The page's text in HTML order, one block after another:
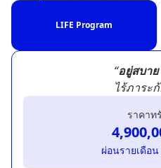
LIFE Program
“อยู่สบา
ไร้ภาระ
ราคาท
ผ่อนรายเดือน